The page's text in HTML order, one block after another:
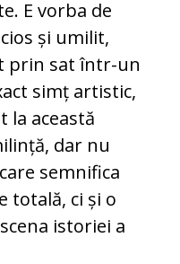
E vorba de
și umilit,
prin sat într-un
simț artistic,
la această
dar nu
semnifica
totală, ci și o
istoriei a